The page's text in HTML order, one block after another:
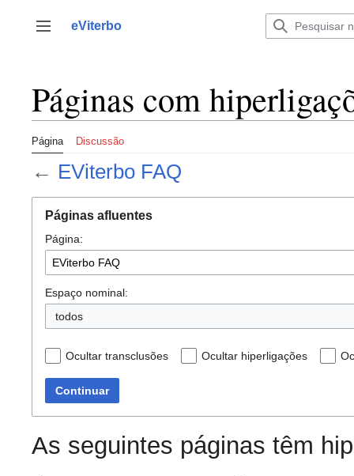
para
Alternar barra lateral
eViterbo
Páginas com
Página Discussão
← EViterbo FAQ
Páginas afluentes
Página:
Espaço nominal:
todos
Ocultar transclusões Ocultar hiperligações
Continuar
As seguintes páginas têm